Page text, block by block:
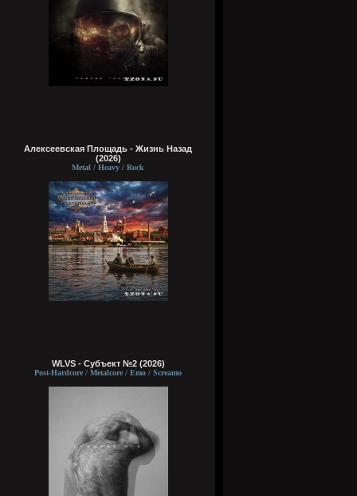
Алексеевская Площадь - Жизнь Назад
(2026)
Metal / Heavy / Rock
WLVS - Субъект №2 (2026)
Post-Hardcore / Metalcore / Emo / Screamo